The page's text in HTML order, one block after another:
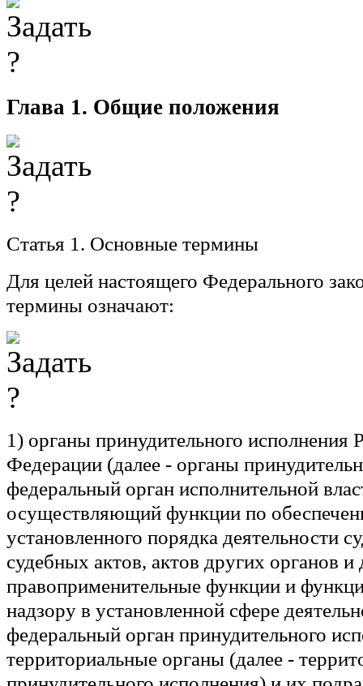
Глава 1. Общие положения
Статья 1. Основные термины
Для целей настоящего Федерального
термины означают:
1) органы принудительного исполнения
Федерации (далее - органы
федеральный орган исполнительной
осуществляющий функции по
установленного порядка деятельности
судебных актов, актов других органов
правоприменительные функции и
надзору в установленной сфере
федеральный орган принудительного
территориальные органы (далее -